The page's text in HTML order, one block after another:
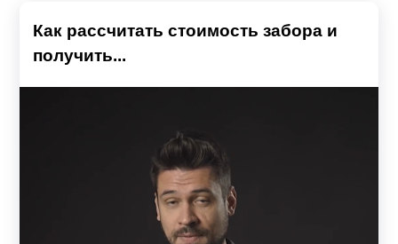
Как рассчитать стоимость забора и
получить...